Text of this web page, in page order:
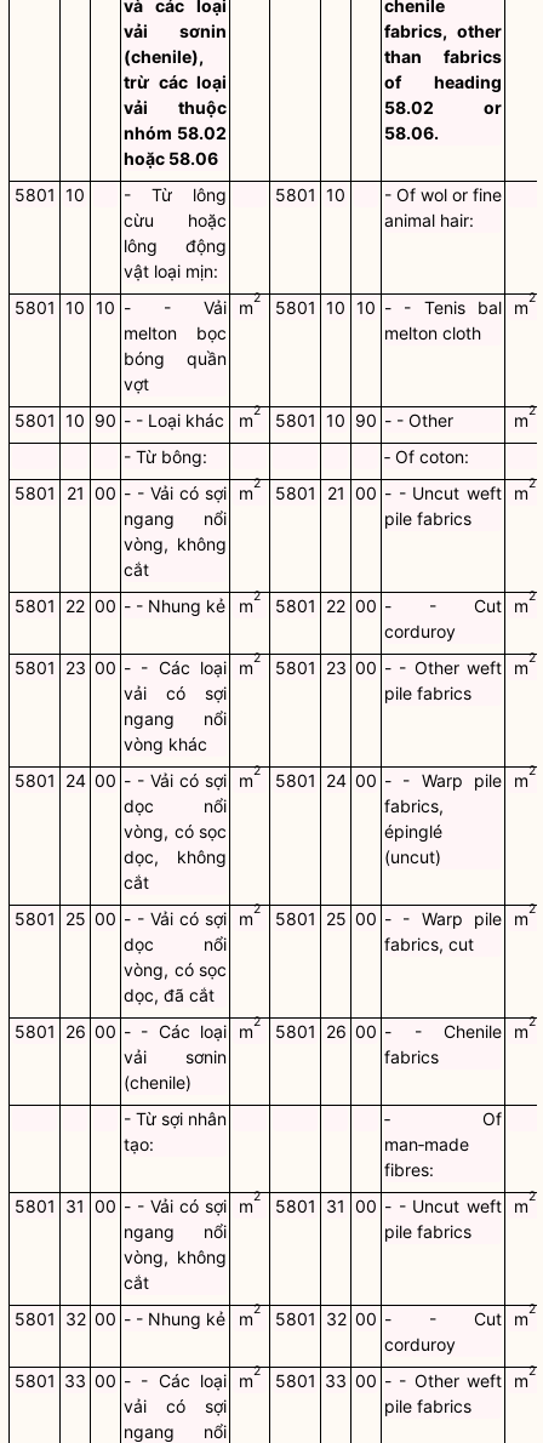
và các loại
vải sơnin
(chenile),
trừ các loại
vải thuộc
nhóm 58.02
hoặc 58.06
chenile
fabrics, other
than fabrics
of heading
58.02 or
58.06.
5801 10
- Từ lông
cừu hoặc
lông động
vật loại mịn:
5801 10
- Of wol or fine
animal hair:
5801 10 10 - - Vải
melton bọc
bóng quần
vợt
m2 5801 10 10 - - Tenis bal
melton cloth
m2
5801 10 90 - - Loại khác m2 5801 10 90 - - Other m2
- Từ bông:
‑ Of coton:
5801
21 00 - - Vải có sợi
ngang nổi
vòng, không
cắt
m2 5801 21 00 - - Uncut weft
pile fabrics
m2
5801 22 00 - - Nhung kẻ m2 5801 22 00 - - Cut
corduroy
m2
5801 23 00 - - Các loại
vải có sợi
ngang nổi
vòng khác
m2 5801 23 00 - - Other weft
pile fabrics
m2
5801 24 00 - - Vải có sợi
dọc nổi
vòng, có sọc
dọc, không
cắt
m2 5801 24 00 - - Warp pile
fabrics,
épinglé
(uncut)
m2
5801 25 00 - - Vải có sợi
dọc nổi
vòng, có sọc
dọc, đã cắt
m2 5801 25 00 - - Warp pile
fabrics, cut
m2
5801 26 00 - - Các loại
vải sơnin
(chenile)
m2 5801 26 00 - - Chenile
fabrics
m2
- Từ sợi nhân
tạo:
‑ Of
man‑made
fibres:
5801
31 00 - - Vải có sợi
ngang nổi
vòng, không
cắt
m2 5801 31 00 - - Uncut weft
pile fabrics
m2
5801 32 00 - - Nhung kẻ m2 5801 32 00 - - Cut
corduroy
m2
5801 33 00 - - Các loại
vải có sợi
ngang nổi
m2 5801 33 00 - - Other weft
pile fabrics
m2